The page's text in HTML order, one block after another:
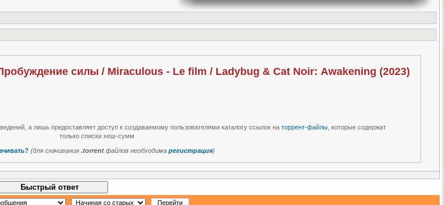
силы / Miraculous - Le film / Ladybug & Cat Noir: Awakening (2023)
а лишь предоставляет доступ к создаваемому пользователями каталогу ссылок наторрент-файлы , которые содержат
только списки хеш-сумм
(для скачивания.torrent файлов необходимарегистрация)
Быстрый ответ